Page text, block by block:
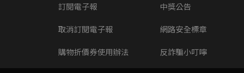
訂閱電子報
取消訂閱電子報
購物折價券使用辦法
中獎公告
網路安全標章
反詐騙小叮嚀